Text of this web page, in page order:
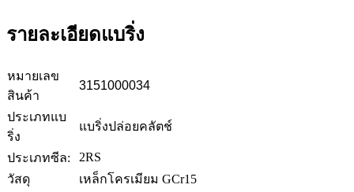
รายละเอียดแบริ่ง
หมายเลข
สินค้า
3151000034
ประเภทแบ
ริ่ง
แบริ่งปล่อยคลัตช์
ประเภทซีล:
2RS
วัสดุ
เหล็กโครเมียม GCr15